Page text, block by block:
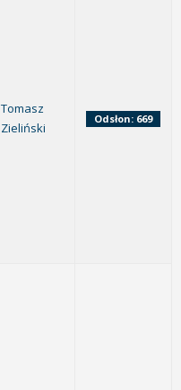
Tomasz
Zieliński
Odsłon: 669